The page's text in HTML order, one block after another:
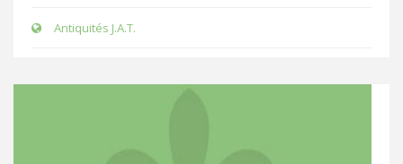
Antiquités J.A.T.